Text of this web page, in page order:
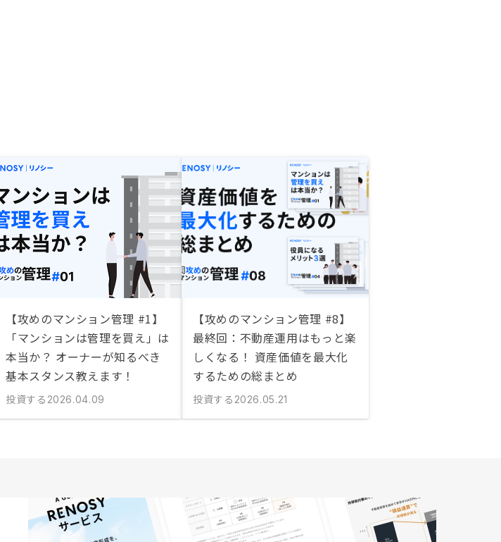
【攻めのマンション管理 #1】
「マンションは管理を買え」は
本当か？ オーナーが知るべき
基本スタンス教えます！
投資する 2026.04.09
【攻めのマンション管理 #8】
最終回：不動産運用はもっと楽
しくなる！ 資産価値を最大化
するための総まとめ
投資する 2026.05.21